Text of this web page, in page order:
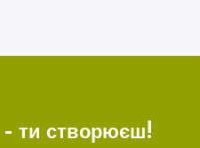
ти створюєш!